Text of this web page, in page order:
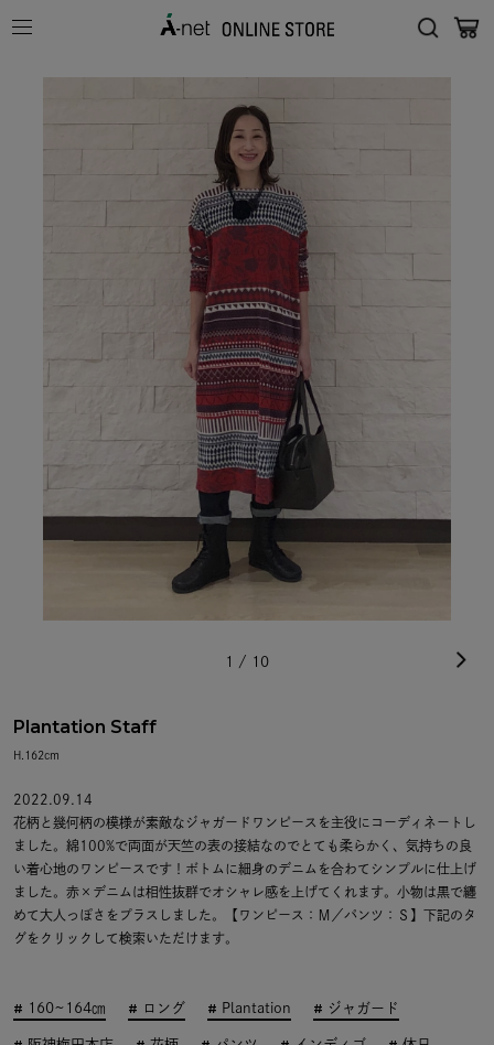
1 / 10
Plantation Staff
H.162cm
2022.09.14
花柄と幾何柄の模様が素敵なジャガードワンピースを主役にコーディネートし
ました。綿100%で両面が天竺の表の接結なのでとても柔らかく、気持ちの良
い着心地のワンピースです！ボトムに細身のデニムを合わてシンプルに仕上げ
ました。赤×デニムは相性抜群でオシャレ感を上げてくれます。小物は黒で纏
めて大人っぽさをプラスしました。【ワンピース：Ｍ／パンツ：Ｓ】下記のタ
グをクリックして検索いただけます。
160~164㎝ ロング Plantation ジャガード